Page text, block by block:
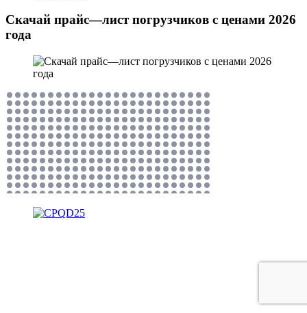
Скачай прайс—лист погрузчиков с ценами 2026
года